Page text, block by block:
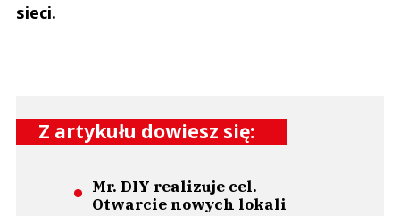
sieci.
Z artykułu dowiesz się:
Mr. DIY realizuje cel.
Otwarcie nowych lokali